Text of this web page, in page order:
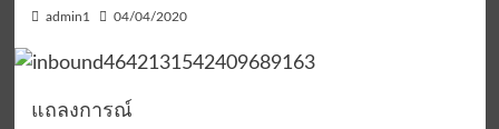
admin1 04/04/2020
แถลงการณ์